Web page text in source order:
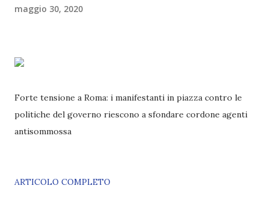
maggio 30, 2020
Forte tensione a Roma: i manifestanti in piazza contro le
politiche del governo riescono a sfondare cordone agenti
antisommossa
ARTICOLO COMPLETO